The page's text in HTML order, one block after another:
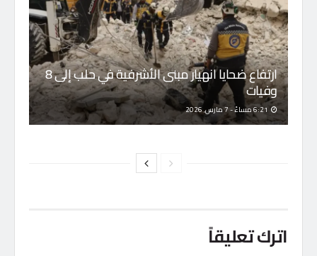
ارتفاع ضحايا انهيار مبنى الأشرفية في حلب إلى 8
وفيات
اترك تعليقاً